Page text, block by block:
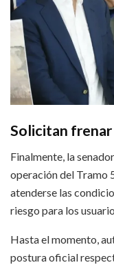
Solicitan
Finalmente, la
operación del Tramo
atenderse las
riesgo para los
Hasta el momento,
postura oficial